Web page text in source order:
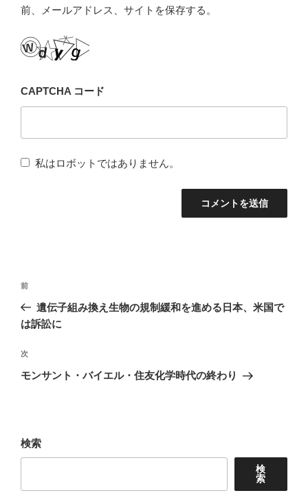
前、メールアドレス、サイトを保存する。
CAPTCHA コード
私はロボットではありません。
投
稿
ナ
ゲ
ー
ン
前
の
投
前
遺伝子組み換え生物の規制緩和を進める日本、米国で
は訴訟に
次
の
次
モンサント・バイエル・住友化学時代の終わり
検索
検
索